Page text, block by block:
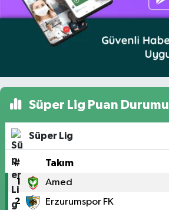
Süper Lig Puan Durumu
Süper Lig
# Takım
1 Amed
2 Erzurumspor FK